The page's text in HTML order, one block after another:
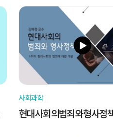
사회과학
현대사회의범죄와형사정